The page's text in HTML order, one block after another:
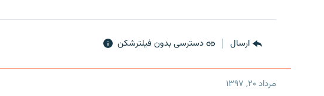
ارسال دسترسی بدون فیلترشکن
مرداد ۲۰, ۱۳۹۷